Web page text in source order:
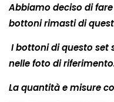
Abbiamo deciso di
bottoni rimasti di
I bottoni di questo set
nelle foto di
La quantità e misure